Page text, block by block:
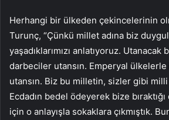
Herhangi bir ülkeden çekincelerinin
Turunç, “Çünkü millet adına biz
yaşadıklarımızı anlatıyoruz.
darbeciler utansın. Emperyal
utansın. Biz bu milletin, sizler gibi milli
Ecdadın bedel ödeyerek bize
için o anlayışla sokaklara çıkmıştık.